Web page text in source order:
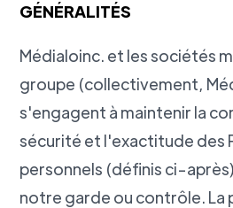
GÉNÉRALITÉS
Médialoinc. et les sociétés
groupe (collectivement,
s'engagent à maintenir la
sécurité et l'exactitude des
personnels (définis ci-
notre garde ou contrôle. La